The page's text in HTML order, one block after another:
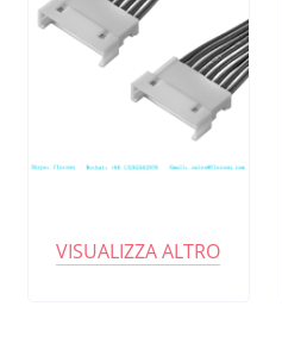
VISUALIZZA ALTRO